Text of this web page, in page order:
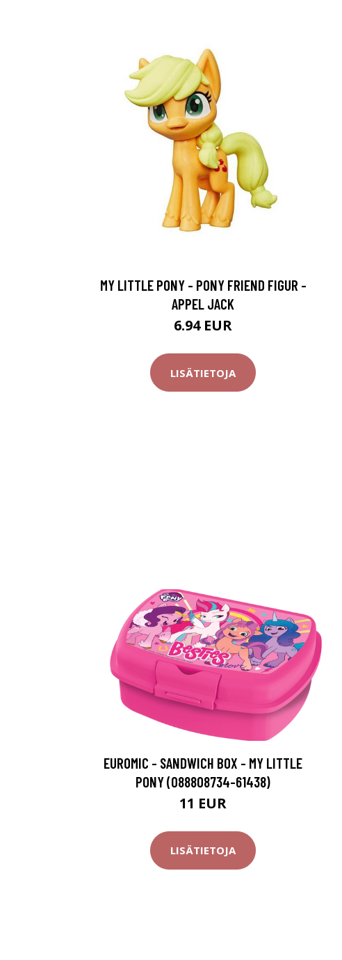
MY LITTLE PONY - PONY FRIEND FIGUR -
APPEL JACK
6.94 EUR
LISÄTIETOJA
EUROMIC - SANDWICH BOX - MY LITTLE
PONY (088808734-61438)
11 EUR
LISÄTIETOJA